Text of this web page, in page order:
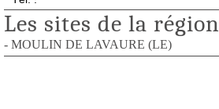
Les sites de la région
- MOULIN DE LAVAURE (LE)